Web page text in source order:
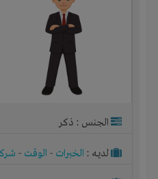
الجنس : ذكر
لديـه : الخبرات - الوقت -